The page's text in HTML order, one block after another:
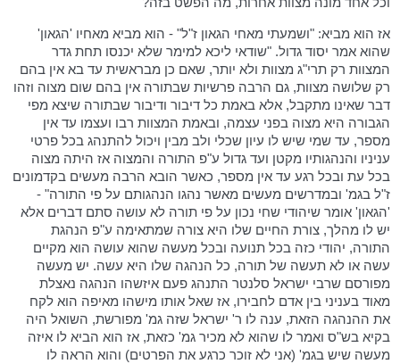
אז הוא מביא: "ושמעתי מאחי הגאון ז"ל" - הוא מביא מאחיו 'הגאון'
שהוא אמר יסוד גדול. "שודאי ליכא למימר שלא יכנסו תחת גדר
המצוות רק תרי"ג מצוות ולא יותר, שאם כן מבראשית עד בא אין בהם
רק שלושה מצוות, גם הרבה פרשיות שבתורה אין בהם שום מצוה וזהו
דבר שאינו מתקבל, אלא באמת כל דיבור ודיבור שבתורה שיצא מפי
הגבורה היא מצוה בפני עצמה, ובאמת המצוות רבו ועצמו עד אין
מספר, עד שמי שיש לו עיון שכלי ולב מבין ויכול להתנהג בכל פרטי
עניניו והנהגותיו מקטן ועד גדול ע"פ התורה והמצוה אז היתה מצוה
בכל עת ובכל רגע עד אין מספר, כאשר הובא הרבה מעשים בקדמונים
ז"ל בגמ' ובמדרשים מעשים מאשר נהגו הנהגותם על פי התורה" -
'הגאון' אומר שיהודי שחי נכון על פי תורה לא עושה סתם דברים אלא
יש לו מהלך, צורת החיים שלו היא צורה שמתאימה ע"פ הנהגת
התורה, יהודי כזה בכל תנועה ובכל מעשה שהוא עושה הוא מקיים
עשה או לא תעשה של תורה, כל הנהגה שלו היא עשה. יש מעשה
מפורסם שרבי ישראל סלנטר התנהג פעם איזשהו הנהגה נאצלת
מאוד בעניני בין אדם לחבירו, אז שאל אותו מישהו מאיפה הוא לקח
את ההנהגה הזאת, ענה לו ר' ישראל שזה גמ' מפורשת, השואל היה
בקיא בש"ס ואמר לו שהוא לא מכיר גמ' כזאת, אז הוא הביא לו איזה
מעשה שיש בגמ' (אני לא זוכר כרגע את הפרטים) והוא הראה לו